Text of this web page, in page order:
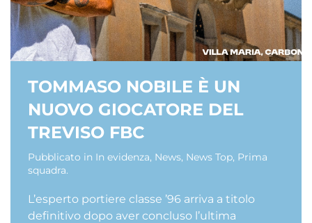
TOMMASO NOBILE È UN
NUOVO GIOCATORE DEL
TREVISO FBC
Pubblicato in In evidenza, News, News Top, Prima
squadra.
L’esperto portiere classe ’96 arriva a titolo
definitivo dopo aver concluso l’ultima